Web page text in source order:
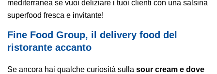
mediterranea se vuoi deliziare i tuoi clienti con una salsina
superfood fresca e invitante!
Fine Food Group, il delivery food del
ristorante accanto
Se ancora hai qualche curiosità sulla sour cream e dove